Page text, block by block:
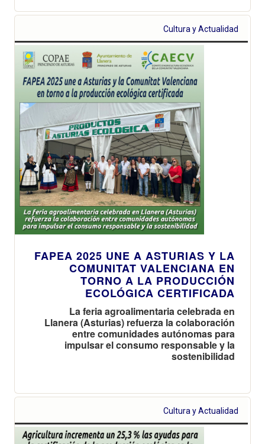
Cultura y Actualidad
FAPEA 2025 UNE A ASTURIAS Y LA
COMUNITAT VALENCIANA EN
TORNO A LA PRODUCCIÓN
ECOLÓGICA CERTIFICADA
La feria agroalimentaria celebrada en
Llanera (Asturias) refuerza la colaboración
entre comunidades autónomas para
impulsar el consumo responsable y la
sostenibilidad
Cultura y Actualidad